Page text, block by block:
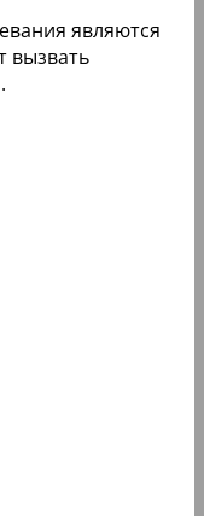
являются
вызвать